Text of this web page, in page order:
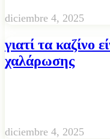
diciembre 4, 2025
γιατί τα καζίνο
χαλάρωσης
diciembre 4, 2025